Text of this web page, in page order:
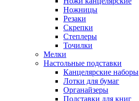
Ножницы
Резаки
Скрепки
Степлеры
Точилки
Мелки
Настольные подставки
Канцелярские наборы
Лотки для бумаг
Органайзеры
Подставки для книг